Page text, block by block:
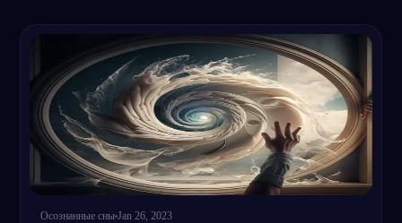
Осознанные сны Jan 26, 2023